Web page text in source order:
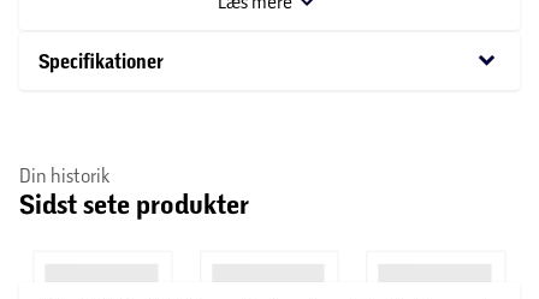
– perfekt til både vådt og tørt hår.
Specifikationer keyboard_arrow_down
Din historik
Sidst sete produkter